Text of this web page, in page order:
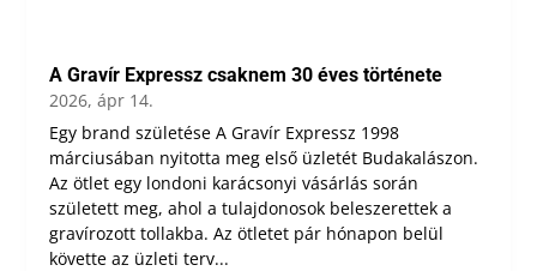
A Gravír Expressz csaknem 30 éves története
2026, ápr 14.
Egy brand születése A Gravír Expressz 1998
márciusában nyitotta meg első üzletét Budakalászon.
Az ötlet egy londoni karácsonyi vásárlás során
született meg, ahol a tulajdonosok beleszerettek a
gravírozott tollakba. Az ötletet pár hónapon belül
követte az üzleti terv...